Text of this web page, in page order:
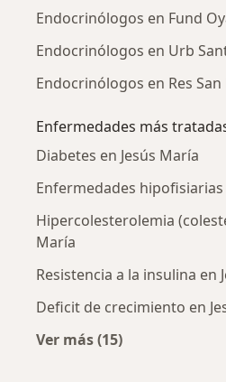
Endocrinólogos en Fund
Endocrinólogos en Urb
Endocrinólogos en Res San
Enfermedades más
Diabetes en Jesús María
Enfermedades hipofisiarias
Hipercolesterolemia
María
Resistencia a la insulina en
Deficit de crecimiento en
Ver más (15)